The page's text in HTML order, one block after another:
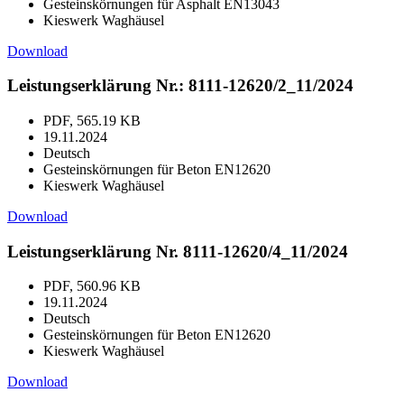
Gesteinskörnungen für Asphalt EN13043
Kieswerk Waghäusel
Download
Leistungserklärung Nr.: 8111-12620/2_11/2024
PDF, 565.19 KB
19.11.2024
Deutsch
Gesteinskörnungen für Beton EN12620
Kieswerk Waghäusel
Download
Leistungserklärung Nr. 8111-12620/4_11/2024
PDF, 560.96 KB
19.11.2024
Deutsch
Gesteinskörnungen für Beton EN12620
Kieswerk Waghäusel
Download